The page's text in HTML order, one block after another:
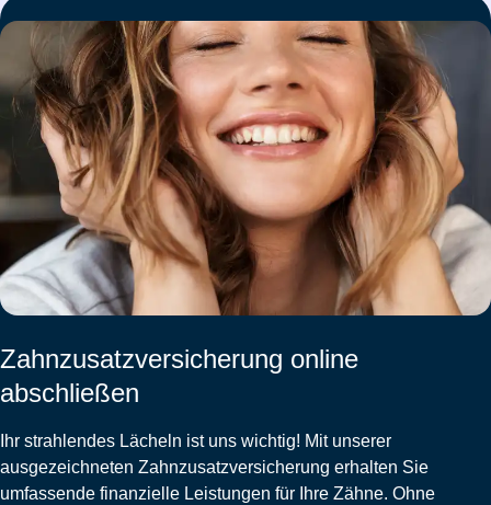
Zahnzusatzversicherung online
abschließen
Ihr strahlendes Lächeln ist uns wichtig! Mit unserer
ausgezeichneten Zahnzusatzversicherung erhalten Sie
umfassende finanzielle Leistungen für Ihre Zähne. Ohne